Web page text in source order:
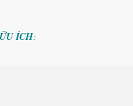
ÍCH: